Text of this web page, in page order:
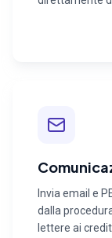
Invia email e
dalla
lettere ai